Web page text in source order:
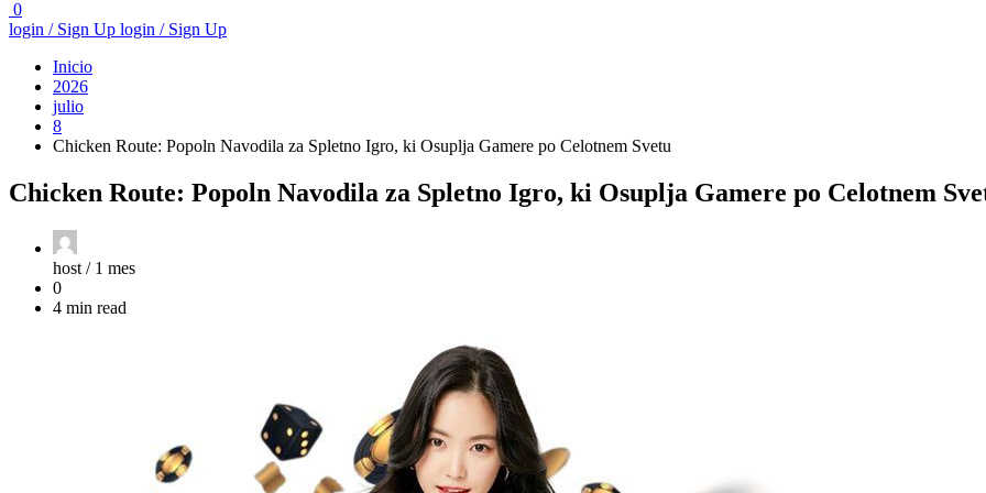
0
login / Sign Up login / Sign Up
Inicio
2026
julio
8
Chicken Route: Popoln Navodila za Spletno Igro, ki Osuplja Gamere po Celotnem Svetu
Chicken Route: Popoln Navodila za Spletno Igro, ki Osuplja Gamere po Celotnem
host / 1 mes
0
4 min read